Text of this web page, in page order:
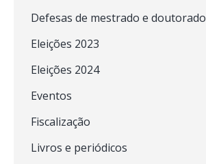
Defesas de mestrado e doutorado
Eleições 2023
Eleições 2024
Eventos
Fiscalização
Livros e periódicos